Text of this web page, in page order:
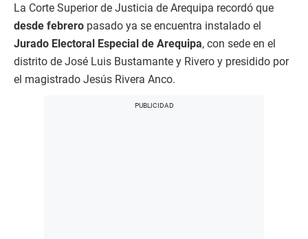
La Corte Superior de Justicia de Arequipa recordó que
desde febrero pasado ya se encuentra instalado el
Jurado Electoral Especial de Arequipa, con sede en el
distrito de José Luis Bustamante y Rivero y presidido por
el magistrado Jesús Rivera Anco.